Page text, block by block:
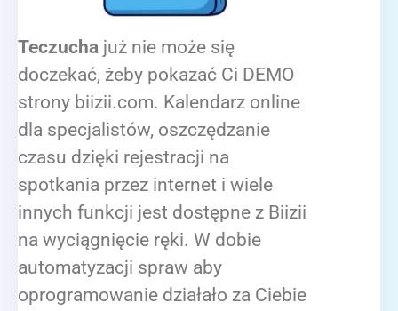
Teczucha już nie może się
doczekać, żeby pokazać Ci DEMO
strony biizii.com. Kalendarz online
dla specjalistów, oszczędzanie
czasu dzięki rejestracji na
spotkania przez internet i wiele
innych funkcji jest dostępne z Biizii
na wyciągnięcie ręki. W dobie
automatyzacji spraw aby
oprogramowanie działało za Ciebie